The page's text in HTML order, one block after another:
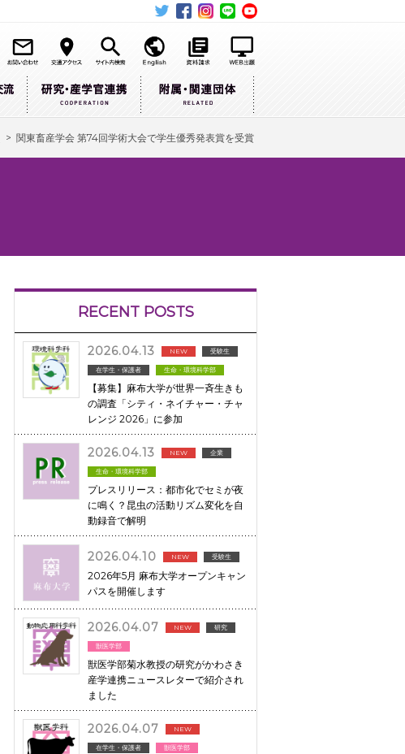
> 関東畜産学会 第74回学術大会で学生優秀発表賞を受賞
RECENT POSTS
2026.04.13 NEW 受験生
在学生・保護者 生命・環境科学部
【募集】麻布大学が世界一斉生きも
の調査「シティ・ネイチャー・チャ
レンジ 2026」に参加
2026.04.13 NEW 企業
生命・環境科学部
プレスリリース：都市化でセミが夜
に鳴く？昆虫の活動リズム変化を自
動録音で解明
2026.04.10 NEW 受験生
2026年5月 麻布大学オープンキャン
パスを開催します
2026.04.07 NEW 研究
獣医学部
獣医学部菊水教授の研究がかわさき
産学連携ニュースレターで紹介され
ました
2026.04.07 NEW
在学生・保護者 獣医学部